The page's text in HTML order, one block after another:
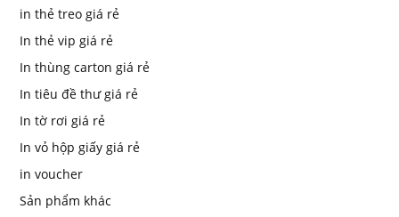
in thẻ treo giá rẻ
In thẻ vip giá rẻ
In thùng carton giá rẻ
In tiêu đề thư giá rẻ
In tờ rơi giá rẻ
In vỏ hộp giấy giá rẻ
in voucher
Sản phẩm khác